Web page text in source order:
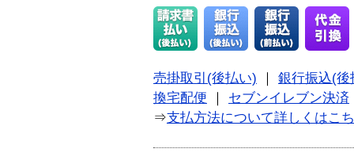
売掛取引(後払い)
銀行振込(後
換宅配便
セブンイレブン決済
⇒支払方法について詳しくはこ